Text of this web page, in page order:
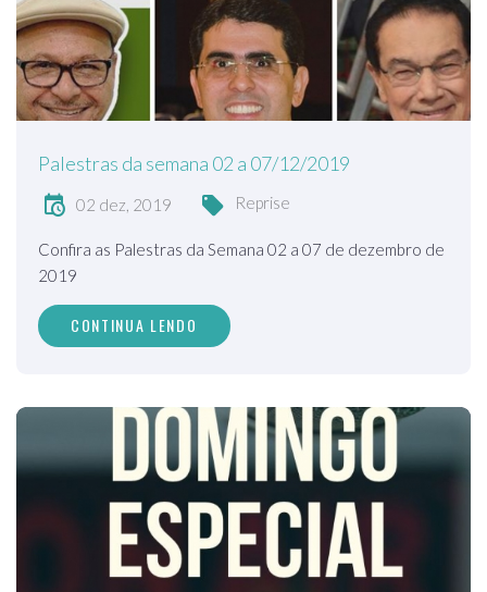
Palestras da semana 02 a 07/12/2019
02 dez, 2019 Reprise
Confira as Palestras da Semana 02 a 07 de dezembro de
2019
CONTINUA LENDO